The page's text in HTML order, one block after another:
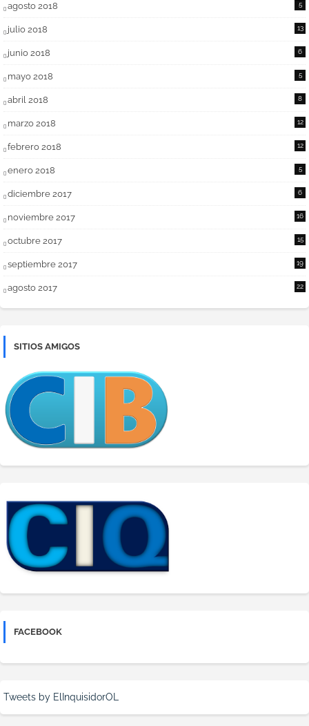
agosto 2018 5
julio 2018 13
junio 2018 6
mayo 2018 5
abril 2018 8
marzo 2018 12
febrero 2018 12
enero 2018 5
diciembre 2017 6
noviembre 2017 16
octubre 2017 15
septiembre 2017 19
agosto 2017 22
SITIOS AMIGOS
FACEBOOK
Tweets by ElInquisidorOL